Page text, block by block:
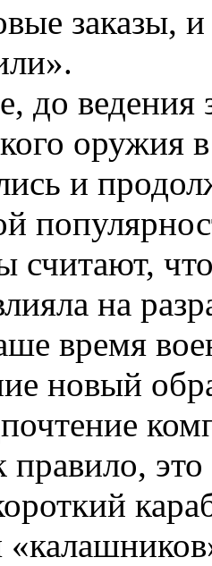
заказы,
до ведения
и
считают,
на
время
новый
правило,